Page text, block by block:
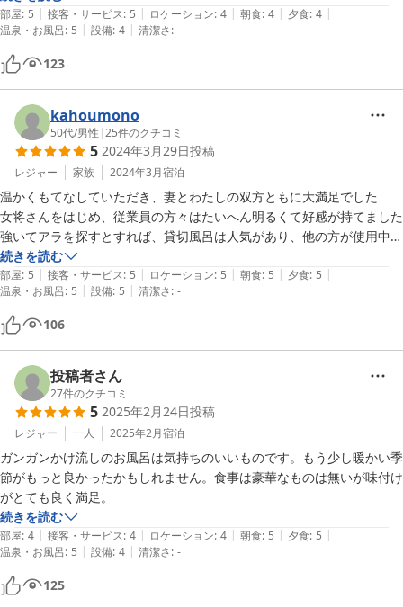
た。田舎に行ったような感じでリラックスできました。
部屋: 5 | 接客・サービス: 5 | ロケーション: 4 | 朝食: 4 | 夕食: 4 |
温泉・お風呂: 5 | 設備: 4 | 清潔さ: -
123
kahoumono
50代/男性 |25件のクチコミ
5 2024年3月29日投稿
レジャー 家族 2024年3月宿泊
温かくもてなしていただき、妻とわたしの双方ともに大満足でした
女将さんをはじめ、従業員の方々はたいへん明るくて好感が持てました
強いてアラを探すとすれば、貸切風呂は人気があり、他の方が使用中の
ことも多々あり、また自分達が使用中のときも、次の方のことも考えな
がら使用しなくてはいけないので、やや落ち着かずで入浴しなければい
けないことでしょうか？
寧ろ、６０分の予約制などにしたほうが皆々が落ち着いて入浴出来るか
もしれません
また、訪れたいと思います
続きを読む
部屋: 5 | 接客・サービス: 5 | ロケーション: 5 | 朝食: 5 | 夕食: 5 |
温泉・お風呂: 5 | 設備: 5 | 清潔さ: -
106
投稿者さん
27件のクチコミ
5 2025年2月24日投稿
レジャー 一人 2025年2月宿泊
ガンガンかけ流しのお風呂は気持ちのいいものです。もう少し暖かい季
節がもっと良かったかもしれません。食事は豪華なものは無いが味付け
がとても良く満足。
続きを読む
部屋: 4 | 接客・サービス: 4 | ロケーション: 4 | 朝食: 5 | 夕食: 5 |
温泉・お風呂: 5 | 設備: 4 | 清潔さ: -
125